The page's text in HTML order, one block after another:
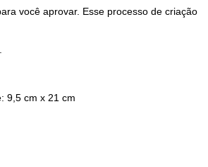
você aprovar. Esse processo de criação
9,5 cm x 21 cm